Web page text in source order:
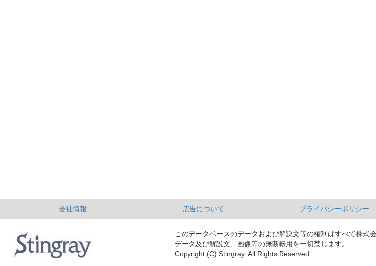
会社情報 広告について プライバシーポリシー
このデータベースのデータおよび解説文等の権利はすべて株式
データ及び解説文、画像等の無断転用を一切禁じます。
Copyright (C) Stingray. All Rights Reserved.